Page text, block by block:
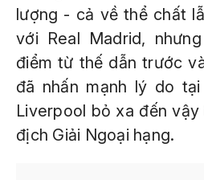
lượng - cả về thể chất
với Real Madrid,
điểm từ thế dẫn trước
đã nhấn mạnh lý do
Liverpool bỏ xa đến
địch Giải Ngoại hạng.